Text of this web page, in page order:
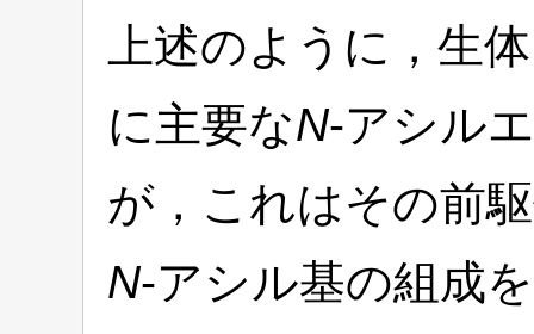
基R
N-CO-を有す
上述のように，生
に主要なN-アシル
が，これはその前
N-アシル基の組成